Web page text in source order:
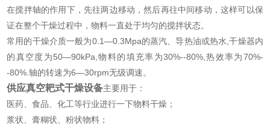
在搅拌轴的作用下，先往两边移动，然后再往中间移动，这样可以保
证在整个干燥过程中，物料一直处于均匀的搅拌状态。
常用的干燥介质一般为0.1—0.3Mpa的蒸汽、导热油或热水,干燥器内
的真空度为50—90kPa,物料的填充率为30%--80%,热效率为70%-
-80%.轴的转速为6—30rpm无级调速。
供应真空耙式干燥设备主要用于：
医药、食品、化工等行业进行一下物料干燥；
浆状、膏糊状、粉状物料；